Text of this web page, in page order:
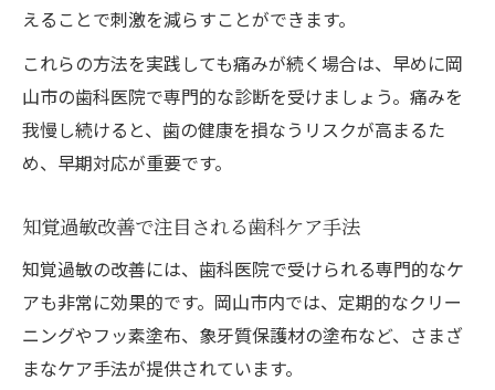
えることで刺激を減らすことができます。
これらの方法を実践しても痛みが続く場合は、早めに岡
山市の歯科医院で専門的な診断を受けましょう。痛みを
我慢し続けると、歯の健康を損なうリスクが高まるた
め、早期対応が重要です。
知覚過敏改善で注目される歯科ケア手法
知覚過敏の改善には、歯科医院で受けられる専門的なケ
アも非常に効果的です。岡山市内では、定期的なクリー
ニングやフッ素塗布、象牙質保護材の塗布など、さまざ
まなケア手法が提供されています。